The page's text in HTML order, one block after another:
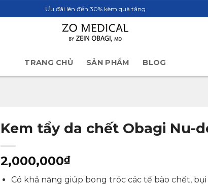
Ưu đãi lên đến 30% kèm quà tặng
TRANG CHỦ SẢN PHẨM BLOG
Kem tẩy da chết Obagi Nu-
2,000,000₫
Có khả năng giúp bong tróc các tế bào chết,